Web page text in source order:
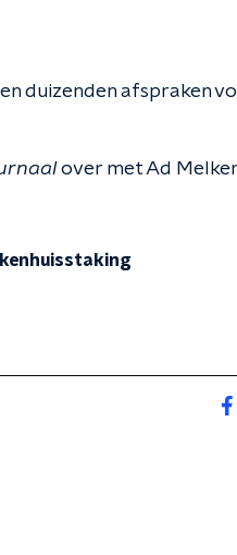
duizenden afspraken
over met Ad